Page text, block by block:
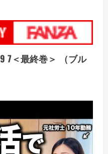
7＜最終巻＞ （ブル